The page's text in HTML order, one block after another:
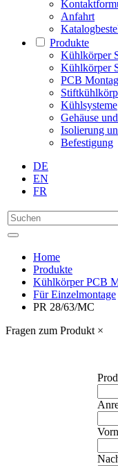
Anfahrt
Produkte
Kühlkörper
Kühlkörper
PCB
Kühlsysteme
Gehäuse
Isolierung
Befestigung
DE
EN
FR
Home
Produkte
Kühlkörper PCB
Für Einzelmontage
PR 28/63/MC
Fragen zum Produkt ×